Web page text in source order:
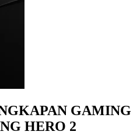
GAMING
HERO 2